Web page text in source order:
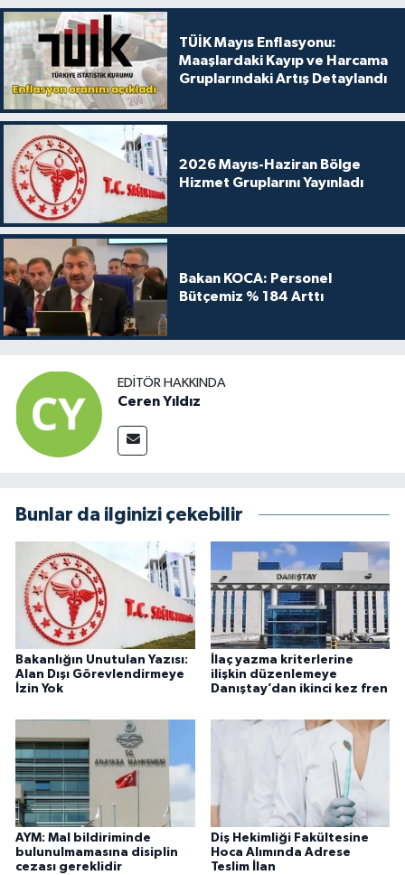
TÜİK Mayıs Enflasyonu:
Maaşlardaki Kayıp ve Harcama
Gruplarındaki Artış Detaylandı
2026 Mayıs-Haziran Bölge
Hizmet Gruplarını Yayınladı
Bakan KOCA: Personel
Bütçemiz % 184 Arttı
EDITÖR HAKKINDA
Ceren Yıldız
Bunlar da ilginizi çekebilir
Bakanlığın Unutulan Yazısı:
Alan Dışı Görevlendirmeye
İzin Yok
İlaç yazma kriterlerine
ilişkin düzenlemeye
Danıştay’dan ikinci kez fren
AYM: Mal bildiriminde
bulunulmamasına disiplin
cezası gereklidir
Diş Hekimliği Fakültesine
Hoca Alımında Adrese
Teslim İlan